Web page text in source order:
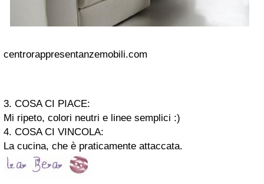
centrorappresentanzemobili.com
3. COSA CI PIACE:
Mi ripeto, colori neutri e linee semplici :)
4. COSA CI VINCOLA:
La cucina, che è praticamente attaccata.